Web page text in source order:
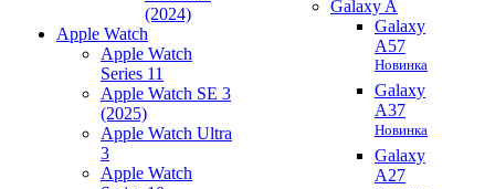
(2024)
Apple Watch
Apple Watch
Series 11
Apple Watch SE 3
(2025)
Apple Watch Ultra
3
Apple Watch
Galaxy A
Galaxy
A57
Новинка
Galaxy
A37
Новинка
Galaxy
A27